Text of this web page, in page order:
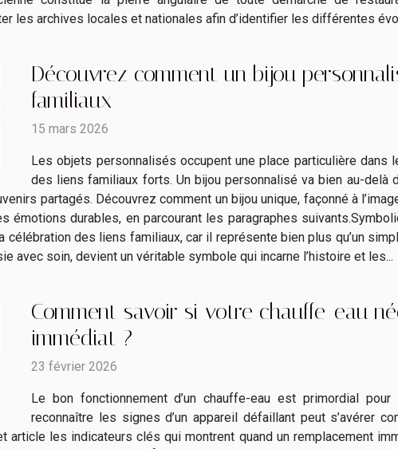
les archives locales et nationales afin d’identifier les différentes
Découvrez comment un bijou
familiaux
15 mars 2026
Les objets personnalisés occupent une place particulière
des liens familiaux forts. Un bijou personnalisé va bien au-delà
partagés. Découvrez comment un bijou unique, façonné à
émotions durables, en parcourant les paragraphes
célébration des liens familiaux, car il représente bien plus qu’un
avec soin, devient un véritable symbole qui incarne l’histoire et les...
Comment savoir si votre chauffe-eau
immédiat ?
23 février 2026
Le bon fonctionnement d’un chauffe-eau est primordial
reconnaître les signes d’un appareil défaillant peut s’avérer
article les indicateurs clés qui montrent quand un remplacement